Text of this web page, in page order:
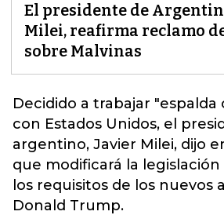
El presidente de
Milei, reafirma reclamo
sobre Malvinas
Decidido a trabajar "espalda
con Estados Unidos, el
argentino, Javier Milei, dijo
que modificará la
los requisitos de los nuevos
Donald Trump.